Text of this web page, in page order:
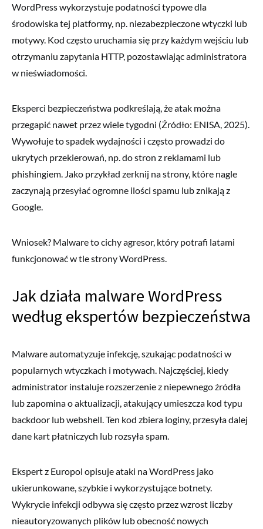
WordPress wykorzystuje podatności typowe dla
środowiska tej platformy, np. niezabezpieczone wtyczki lub
motywy. Kod często uruchamia się przy każdym wejściu lub
otrzymaniu zapytania HTTP, pozostawiając administratora
w nieświadomości.
Eksperci bezpieczeństwa podkreślają, że atak można
przegapić nawet przez wiele tygodni (Źródło: ENISA, 2025).
Wywołuje to spadek wydajności i często prowadzi do
ukrytych przekierowań, np. do stron z reklamami lub
phishingiem. Jako przykład zerknij na strony, które nagle
zaczynają przesyłać ogromne ilości spamu lub znikają z
Google.
Wniosek? Malware to cichy agresor, który potrafi latami
funkcjonować w tle strony WordPress.
Jak działa malware WordPress
według ekspertów bezpieczeństwa
Malware automatyzuje infekcję, szukając podatności w
popularnych wtyczkach i motywach. Najczęściej, kiedy
administrator instaluje rozszerzenie z niepewnego źródła
lub zapomina o aktualizacji, atakujący umieszcza kod typu
backdoor lub webshell. Ten kod zbiera loginy, przesyła dalej
dane kart płatniczych lub rozsyła spam.
Ekspert z Europol opisuje ataki na WordPress jako
ukierunkowane, szybkie i wykorzystujące botnety.
Wykrycie infekcji odbywa się często przez wzrost liczby
nieautoryzowanych plików lub obecność nowych